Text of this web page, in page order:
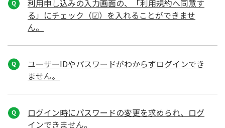
利用申し込みの入力画面の、「利用規約へ同意す
る」にチェック（☑）を入れることができませ
ん。
ユーザーIDやパスワードがわからずログインでき
ません。
ログイン時にパスワードの変更を求められ、ログ
インできません。